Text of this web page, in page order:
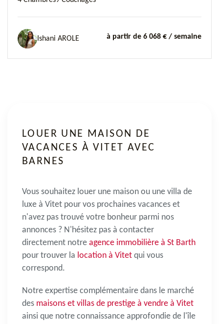
Ishani AROLE à partir de 6 068 € / semaine
LOUER UNE MAISON DE
VACANCES À VITET AVEC
BARNES
Vous souhaitez louer une maison ou une villa de
luxe à Vitet pour vos prochaines vacances et
n'avez pas trouvé votre bonheur parmi nos
annonces ? N'hésitez pas à contacter
directement notre agence immobilière à St Barth
pour trouver la location à Vitet qui vous
correspond.
Notre expertise complémentaire dans le marché
des maisons et villas de prestige à vendre à Vitet
ainsi que notre connaissance approfondie de l'île